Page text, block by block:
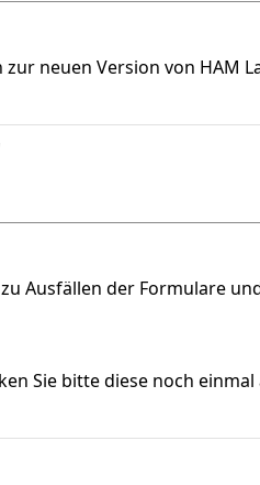
neuen Version von HAM
Ausfällen der Formulare
Sie bitte diese noch